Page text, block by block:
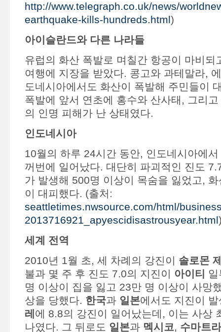
http://www.telegraph.co.uk/news/
earthquake-kills-hundreds.html)
아이슬란드와 다른 나라들
유럽의 화산 폭발로 며칠간 항공이 마비되
여행에 지장을 받았다. 콩고와 과테말라,
도네시아에서도 화산이 폭발해 주민들이
폭발에 앞서 연초에 홍수와 산사태, 그리
의 인명 피해가 난 상태였다.
인도네시아
10월의 하루 24시간 동안, 인도네시아에
꺼번에 일어났다. 대단히 파괴적인 진도
가 발생해 500명 이상이 목숨을 잃었고,
이 대피했다. (출처:
seattletimes.nwsource.com/html/
2013716921_apyescidisastrousyear.html
세계 전역
2010년 1월 초, 세 차례의 강진이 솔로몬
불과 몇 주 후 진도 7.0의 지진이 아이티
명 이상이 집을 잃고 23만 명 이상이 사망
상을 당했다. 한국과 일본에서도 지진이
레 에 8.8의 강진이 일어났는데, 이는 사상
나였다. 그 뒤로도 일본과 멕시코, 수마트라